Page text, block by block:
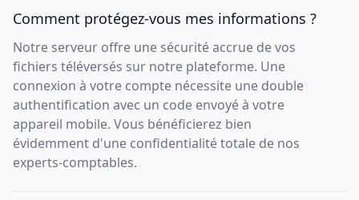
Comment protégez-vous mes informations ?
Notre serveur offre une sécurité accrue de vos
fichiers téléversés sur notre plateforme. Une
connexion à votre compte nécessite une double
authentification avec un code envoyé à votre
appareil mobile. Vous bénéficierez bien
évidemment d'une confidentialité totale de nos
experts-comptables.